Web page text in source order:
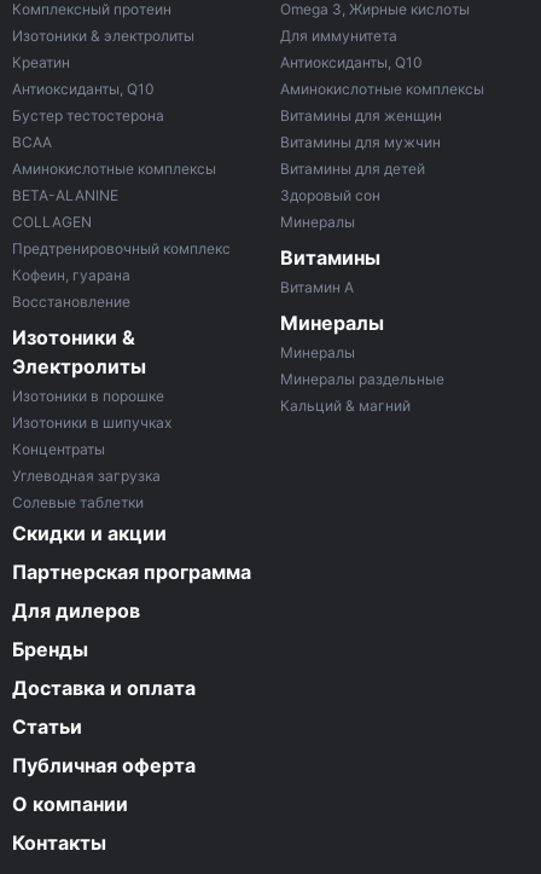
Комплексный протеин
Изотоники & электролиты
Креатин
Антиоксиданты, Q10
Бустер тестостерона
ВСАА
Аминокислотные комплексы
BETA-ALANINE
COLLAGEN
Предтренировочный комплекс
Кофеин, гуарана
Восстановление
Изотоники &
Электролиты
Изотоники в порошке
Изотоники в шипучках
Концентраты
Углеводная загрузка
Солевые таблетки
Omega 3, Жирные кислоты
Для иммунитета
Антиоксиданты, Q10
Аминокислотные комплексы
Витамины для женщин
Витамины для мужчин
Витамины для детей
Здоровый сон
Минералы
Витамины
Витамин A
Минералы
Минералы
Минералы раздельные
Кальций & магний
Скидки и акции
Партнерская программа
Для дилеров
Бренды
Доставка и оплата
Статьи
Публичная оферта
О компании
Контакты